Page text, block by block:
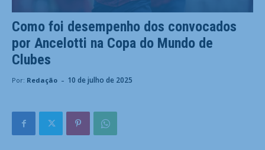
Como foi desempenho dos convocados
por Ancelotti na Copa do Mundo de
Clubes
Por: Redação - 10 de julho de 2025